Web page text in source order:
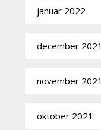
januar 2022
december 2021
november 2021
oktober 2021